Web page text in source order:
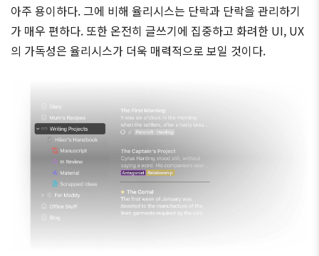
아주 용이하다. 그에 비해 율리시스는 단락과 단락을 관리하기
가 매우 편하다. 또한 온전히 글쓰기에 집중하고 화려한 UI, UX
의 가독성은 율리시스가 더욱 매력적으로 보일 것이다.